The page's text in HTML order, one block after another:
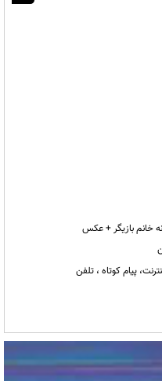
خانم بازیگر + عکس
پیام کوتاه ، تلفن